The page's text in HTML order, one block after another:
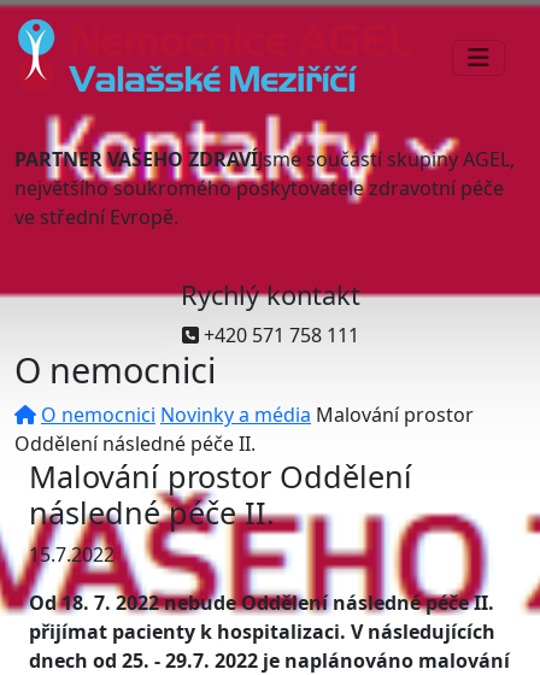
PARTNER VAŠEHO ZDRAVÍJsme součástí skupiny AGEL,
největšího soukromého poskytovatele zdravotní péče
ve střední Evropě.
Rychlý kontakt
+420 571 758 111
O nemocnici
O nemocnici Novinky a média Malování prostor
Oddělení následné péče II.
Malování prostor Oddělení
následné péče II.
15.7.2022
Od 18. 7. 2022 nebude Oddělení následné péče II.
přijímat pacienty k hospitalizaci. V následujících
dnech od 25. - 29.7. 2022 je naplánováno malování